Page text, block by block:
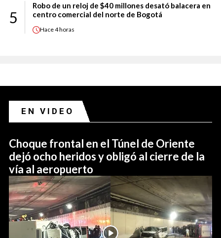
5
Robo de un reloj de $40 millones desató balacera en
centro comercial del norte de Bogotá
Hace4 horas
EN VIDEO
Choque frontal en el Túnel de Oriente
dejó ocho heridos y obligó al cierre de la
vía al aeropuerto